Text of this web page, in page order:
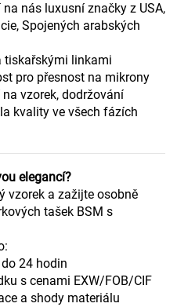
nás luxusní značky z USA,
Spojených arabských
tiskařskými linkami
pro přesnost na mikrony
vzorek, dodržování
kvality ve všech fázích
elegancí?
vzorek a zažijte osobně
tašek BSM s
24 hodin
s cenami EXW/FOB/CIF
a shody materiálu